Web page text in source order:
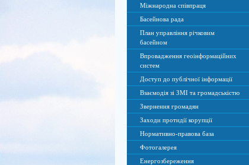
Міжнародна співпраця
Басейнова рада
План управління річковим
басейном
Впровадження геоінформаційних
систем
Доступ до публічної інформації
Взаємодія зі ЗМІ та громадськістю
Звернення громадян
Заходи протидії корупції
Нормативно-правова база
Фотогалерея
Енергозбереження